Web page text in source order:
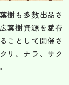
樹も多数出品さ
葉樹資源を賦存
ことして開催さ
リ、ナラ、サク